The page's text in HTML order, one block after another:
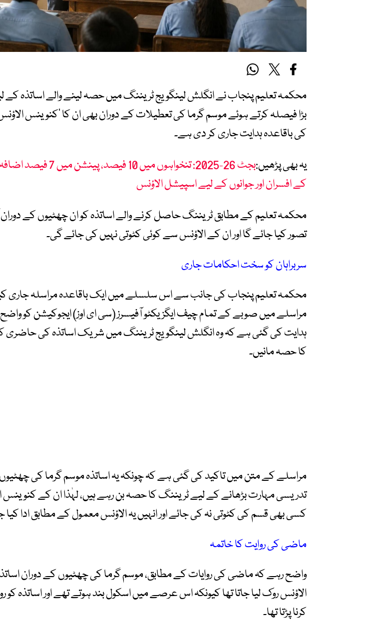
محکمہ تعلیم پنجاب نے انگلش لینگویج ٹریننگ میں حصہ لینے والے اساتذہ کے
بڑا فیصلہ کرتے ہوئے موسم گرما کی تعطیلات کے دوران بھی ان کا ‘کنوینس
کی باقاعدہ ہدایت جاری کر دی ہے۔
یہ بھی پڑھیں:
بجٹ 26-2025: تنخواہوں میں 10
کے افسران اور جوانوں کے لیے اسپیشل الاؤنس
محکمہ تعلیم کے مطابق ٹریننگ حاصل کرنے والے اساتذہ کو ان چھٹیوں کے دوران
تصور کیا جائے گا اور ان کے الاؤنس سے کوئی کٹوتی نہیں کی جائے گی۔
سربراہان کو سخت احکامات جاری
محکمہ تعلیم پنجاب کی جانب سے اس سلسلے میں ایک باقاعدہ مراسلہ جاری
مراسلے میں صوبے کے تمام چیف ایگزیکٹو آفیسرز (سی ای اوز) ایجوکیشن کو
ہدایت کی گئی ہے کہ وہ انگلش لینگویج ٹریننگ میں شریک اساتذہ کی حاضری
کا حصہ مانیں۔
مراسلے کے متن میں تاکید کی گئی ہے کہ چونکہ یہ اساتذہ موسم گرما کی
تدریسی مہارت بڑھانے کے لیے ٹریننگ کا حصہ بن رہے ہیں، لہٰذا ان کے کنوینس
کسی بھی قسم کی کٹوتی نہ کی جائے اور انہیں یہ الاؤنس معمول کے مطابق ادا کیا
ماضی کی روایت کا خاتمہ
واضح رہے کہ ماضی کی روایات کے مطابق، موسم گرما کی چھٹیوں کے دوران
الاؤنس روک لیا جاتا تھا کیونکہ اس عرصے میں اسکول بند ہوتے تھے اور اساتذہ کو
کرنا پڑتا تھا۔